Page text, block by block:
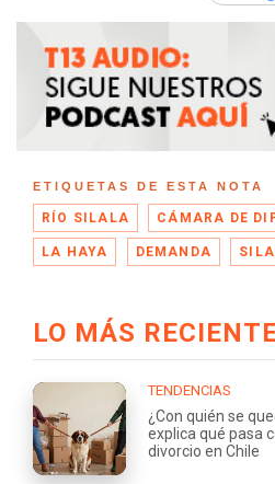
ETIQUETAS DE ESTA NOTA
RÍO SILALA CÁMARA DE
LA HAYA DEMANDA
LO MÁS
TENDENCIAS
¿Con quién se
explica qué pasa
divorcio en Chile